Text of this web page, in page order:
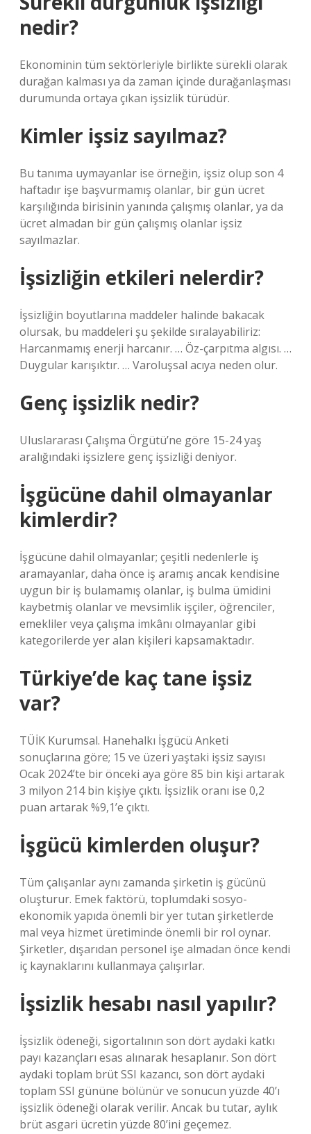
nedir?
Ekonominin tüm sektörleriyle birlikte sürekli olarak
durağan kalması ya da zaman içinde durağanlaşması
durumunda ortaya çıkan işsizlik türüdür.
Kimler işsiz sayılmaz?
Bu tanıma uymayanlar ise örneğin, işsiz olup son 4
haftadır işe başvurmamış olanlar, bir gün ücret
karşılığında birisinin yanında çalışmış olanlar, ya da
ücret almadan bir gün çalışmış olanlar işsiz
sayılmazlar.
İşsizliğin etkileri nelerdir?
İşsizliğin boyutlarına maddeler halinde bakacak
olursak, bu maddeleri şu şekilde sıralayabiliriz:
Harcanmamış enerji harcanır. … Öz-çarpıtma algısı. …
Duygular karışıktır. … Varoluşsal acıya neden olur.
Genç işsizlik nedir?
Uluslararası Çalışma Örgütü’ne göre 15-24 yaş
aralığındaki işsizlere genç işsizliği deniyor.
İşgücüne dahil olmayanlar
kimlerdir?
İşgücüne dahil olmayanlar; çeşitli nedenlerle iş
aramayanlar, daha önce iş aramış ancak kendisine
uygun bir iş bulamamış olanlar, iş bulma ümidini
kaybetmiş olanlar ve mevsimlik işçiler, öğrenciler,
emekliler veya çalışma imkânı olmayanlar gibi
kategorilerde yer alan kişileri kapsamaktadır.
Türkiye’de kaç tane işsiz
var?
TÜİK Kurumsal. Hanehalkı İşgücü Anketi
sonuçlarına göre; 15 ve üzeri yaştaki işsiz sayısı
Ocak 2024’te bir önceki aya göre 85 bin kişi artarak
3 milyon 214 bin kişiye çıktı. İşsizlik oranı ise 0,2
puan artarak %9,1’e çıktı.
İşgücü kimlerden oluşur?
Tüm çalışanlar aynı zamanda şirketin iş gücünü
oluşturur. Emek faktörü, toplumdaki sosyo-
ekonomik yapıda önemli bir yer tutan şirketlerde
mal veya hizmet üretiminde önemli bir rol oynar.
Şirketler, dışarıdan personel işe almadan önce kendi
iç kaynaklarını kullanmaya çalışırlar.
İşsizlik hesabı nasıl yapılır?
İşsizlik ödeneği, sigortalının son dört aydaki katkı
payı kazançları esas alınarak hesaplanır. Son dört
aydaki toplam brüt SSI kazancı, son dört aydaki
toplam SSI gününe bölünür ve sonucun yüzde 40’ı
işsizlik ödeneği olarak verilir. Ancak bu tutar, aylık
brüt asgari ücretin yüzde 80’ini geçemez.